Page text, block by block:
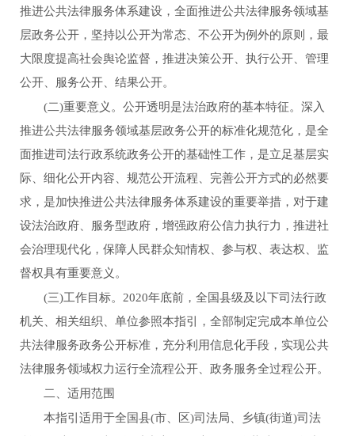
推进公共法律服务体系建设，全面推进公共法律服务领域基
层政务公开，坚持以公开为常态、不公开为例外的原则，最
大限度提高社会舆论监督，推进决策公开、执行公开、管理
公开、服务公开、结果公开。
(二)重要意义。公开透明是法治政府的基本特征。深入
推进公共法律服务领域基层政务公开的标准化规范化，是全
面推进司法行政系统政务公开的基础性工作，是立足基层实
际、细化公开内容、规范公开流程、完善公开方式的必然要
求，是加快推进公共法律服务体系建设的重要举措，对于建
设法治政府、服务型政府，增强政府公信力执行力，推进社
会治理现代化，保障人民群众知情权、参与权、表达权、监
督权具有重要意义。
(三)工作目标。 2020年底前，全国县级及以下司法行政
机关、相关组织、单位参照本指引，全部制定完成本单位公
共法律服务政务公开标准，充分利用信息化手段，实现公共
法律服务领域权力运行全流程公开、政务服务全过程公开。
二、适用范围
本指引适用于全国县(市、区)司法局、乡镇(街道)司法